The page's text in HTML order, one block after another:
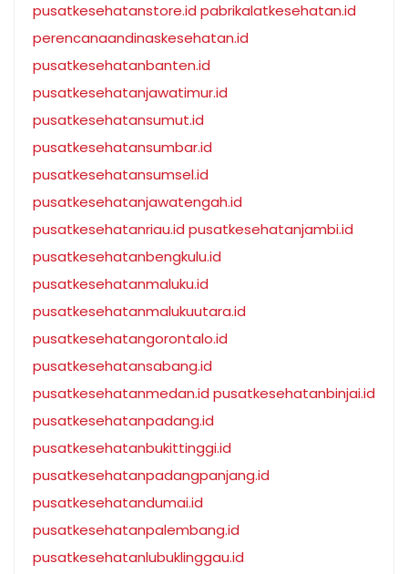
pusatkesehatanstore.id pabrikalatkesehatan.id
perencanaandinaskesehatan.id
pusatkesehatanbanten.id
pusatkesehatanjawatimur.id
pusatkesehatansumut.id
pusatkesehatansumbar.id
pusatkesehatansumsel.id
pusatkesehatanjawatengah.id
pusatkesehatanriau.id pusatkesehatanjambi.id
pusatkesehatanbengkulu.id
pusatkesehatanmaluku.id
pusatkesehatanmalukuutara.id
pusatkesehatangorontalo.id
pusatkesehatansabang.id
pusatkesehatanmedan.id pusatkesehatanbinjai.id
pusatkesehatanpadang.id
pusatkesehatanbukittinggi.id
pusatkesehatanpadangpanjang.id
pusatkesehatandumai.id
pusatkesehatanpalembang.id
pusatkesehatanlubuklinggau.id